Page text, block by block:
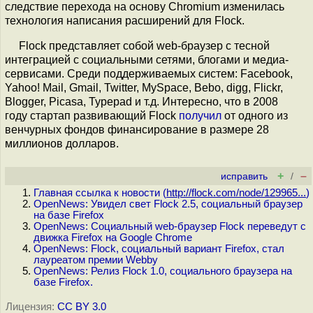
следствие перехода на основу Chromium изменилась
технология написания расширений для Flock.
Flock представляет собой web-браузер с тесной
интеграцией с социальными сетями, блогами и медиа-
сервисами. Среди поддерживаемых систем: Facebook,
Yahoo! Mail, Gmail, Twitter, MySpace, Bebo, digg, Flickr,
Blogger, Picasa, Typepad и т.д. Интересно, что в 2008
году стартап развивающий Flock получил от одного из
венчурных фондов финансирование в размере 28
миллионов долларов.
исправить + / –
Главная ссылка к новости (http://flock.com/node/129965...)
OpenNews: Увидел свет Flock 2.5, социальный браузер
на базе Firefox
OpenNews: Социальный web-браузер Flock переведут с
движка Firefox на Google Chrome
OpenNews: Flock, социальный вариант Firefox, стал
лауреатом премии Webby
OpenNews: Релиз Flock 1.0, социального браузера на
базе Firefox.
Лицензия: CC BY 3.0